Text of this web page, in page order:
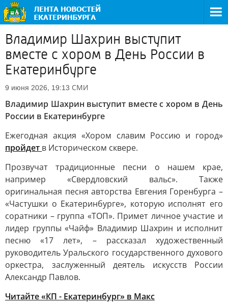
Владимир Шахрин выступит
вместе с хором в День России в
Екатеринбурге
9 июня 2026, 19:13 СМИ
Владимир Шахрин выступит вместе с хором в День
России в Екатеринбурге
Ежегодная акция «Хором славим Россию и город»
пройдет в Историческом сквере.
Прозвучат традиционные песни о нашем крае,
например «Свердловский вальс». Также
оригинальная песня авторства Евгения Горенбурга –
«Частушки о Екатеринбурге», которую исполнят его
соратники – группа «ТОП». Примет личное участие и
лидер группы «Чайф» Владимир Шахрин и исполнит
песню «17 лет», – рассказал художественный
руководитель Уральского государственного духового
оркестра, заслуженный деятель искусств России
Александр Павлов.
Читайте «КП - Екатеринбург» в Mакс